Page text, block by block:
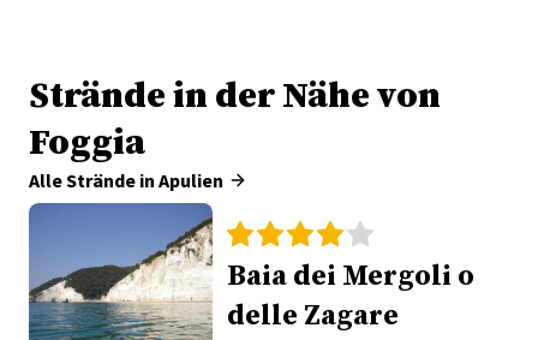
Strände in der Nähe von
Foggia
Alle Strände in Apulien
Baia dei Mergoli o
delle Zagare